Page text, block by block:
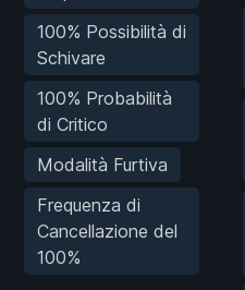
100% Possibilità di
Schivare
100% Probabilità
di Critico
Modalità Furtiva
Frequenza di
Cancellazione del
100%